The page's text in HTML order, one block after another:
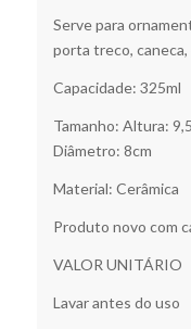
Serve para
porta treco,
Capacidade: 325ml
Tamanho: Altura:
Diâmetro: 8cm
Material: Cerâmica
Produto novo com
VALOR UNITÁRIO
Lavar antes do uso